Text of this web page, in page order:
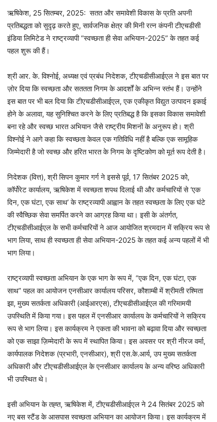
ऋषिकेश, 25 सितम्बर, 2025: सतत और समावेशी विकास के प्रति अपनी
प्रतिबद्धता को सुदृढ़ करते हुए, सार्वजनिक क्षेत्र की मिनी रत्न कंपनी टीएचडीसी
इंडिया लिमिटेड ने राष्ट्रव्यापी “स्वच्छता ही सेवा अभियान-2025” के तहत कई
पहल शुरू की हैं।
श्री आर. के. विश्नोई, अध्यक्ष एवं प्रबंध निदेशक, टीएचडीसीआईएल ने इस बात पर
ज़ोर दिया कि स्वच्छता और सततता निगम के आदर्शों के अभिन्न स्तंभ हैं। उन्होंने
इस बात पर भी बल दिया कि टीएचडीसीआईएल, एक एकीकृत विद्युत उत्पादन इकाई
होने के अलावा, यह सुनिश्चित करने के लिए प्रतिबद्ध है कि इसका विकास समावेशी
बना रहे और स्वच्छ भारत अभियान जैसे राष्ट्रीय मिशनों के अनुरूप हो। श्री
विश्नोई ने आगे कहा कि स्वच्छता केवल एक गतिविधि नहीं है बल्कि एक सामूहिक
जिम्मेदारी है जो स्वच्छ और हरित भारत के निगम के दृष्टिकोण को मूर्त रूप देती है।
निदेशक (वित्त), श्री सिपन कुमार गर्ग ने इससे पूर्व, 17 सितंबर 2025 को,
कॉर्पोरेट कार्यालय, ऋषिकेश में स्वच्छता शपथ दिलाई थी और कर्मचारियों से ‘एक
दिन, एक घंटा, एक साथ’ के राष्ट्रव्यापी आह्वान के तहत स्वच्छता के लिए एक घंटे
की स्वैच्छिक सेवा समर्पित करने का आग्रह किया था। इसी के अंतर्गत,
टीएचडीसीआईएल के सभी कर्मचारियों ने आज आयोजित श्रमदान में सक्रिय रूप से
भाग लिया, साथ ही स्वच्छता ही सेवा अभियान-2025 के तहत कई अन्य पहलों में भी
भाग लिया।
राष्ट्रव्यापी स्वच्छता अभियान के एक भाग के रूप में, “एक दिन, एक घंटा, एक
साथ” पहल का आयोजन एनसीआर कार्यालय परिसर, कौशाम्बी में श्रीमती रश्मिता
झा, मुख्य सतर्कता अधिकारी (आईआरएस), टीएचडीसीआईएल की गरिमामयी
उपस्थिति में किया गया। इस पहल में एनसीआर कार्यालय के कर्मचारियों ने सक्रिय
रूप से भाग लिया। इस कार्यक्रम ने एकता की भावना को बढ़ावा दिया और स्वच्छता
को एक साझा ज़िम्मेदारी के रूप में स्थापित किया। इस अवसर पर श्री नीरज वर्मा,
कार्यपालक निदेशक (प्रभारी, एनसीआर), श्री एस.के.आर्य, उप मुख्य सतर्कता
अधिकारी और टीएचडीसीआईएल के एनसीआर कार्यालय के अन्य वरिष्ठ अधिकारी
भी उपस्थित थे।
इसी अभियान के तह्त, ऋषिकेश में, टीएचडीसीआईएल ने 24 सितंबर 2025 को
नए बस स्टैंड के आसपास स्वच्छता अभियान का आयोजन किया। इस कार्यक्रम में